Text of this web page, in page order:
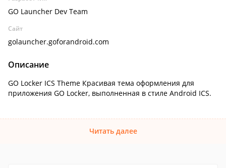
GO Launcher Dev Team
Сайт
golauncher.goforandroid.com
Описание
GO Locker ICS Theme Красивая тема оформления для
приложения GO Locker, выполненная в стиле Android ICS.
Читать далее